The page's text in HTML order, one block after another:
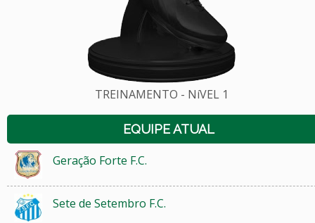
TREINAMENTO - NíVEL 1
EQUIPE ATUAL
Geração Forte F.C.
Sete de Setembro F.C.